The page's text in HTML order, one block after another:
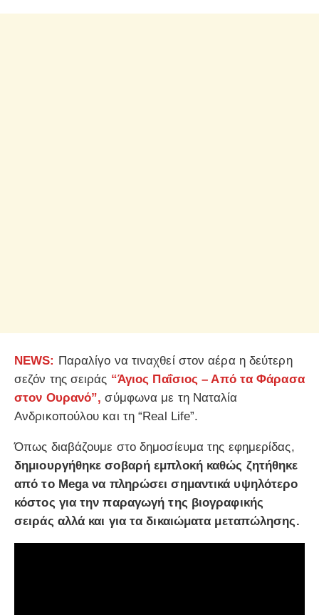
NEWS: Παραλίγο να τιναχθεί στον αέρα η δεύτερη
σεζόν της σειράς “Άγιος Παΐσιος – Από τα Φάρασα
στον Ουρανό”, σύμφωνα με τη Ναταλία
Ανδρικοπούλου και τη “Real Life”.
Όπως διαβάζουμε στο δημοσίευμα της εφημερίδας,
δημιουργήθηκε σοβαρή εμπλοκή καθώς ζητήθηκε
από το Mega να πληρώσει σημαντικά υψηλότερο
κόστος για την παραγωγή της βιογραφικής
σειράς αλλά και για τα δικαιώματα μεταπώλησης.